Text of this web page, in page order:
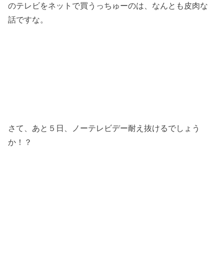
のテレビをネットで買うっちゅーのは、なんとも皮肉な
話ですな。
さて、あと５日、ノーテレビデー耐え抜けるでしょう
か！？